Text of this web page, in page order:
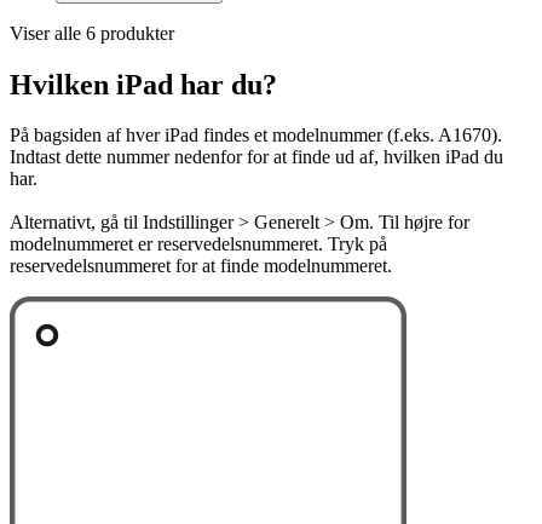
Viser alle 6 produkter
Hvilken iPad har du?
På bagsiden af hver iPad findes et modelnummer (f.eks. A1670).
Indtast dette nummer nedenfor for at finde ud af, hvilken iPad du
har.
Alternativt, gå til Indstillinger > Generelt > Om. Til højre for
modelnummeret er reservedelsnummeret. Tryk på
reservedelsnummeret for at finde modelnummeret.